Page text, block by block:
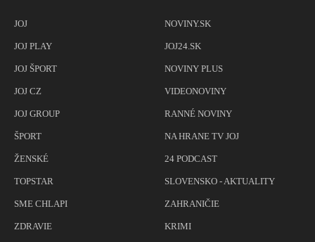
JOJ
JOJ PLAY
JOJ ŠPORT
JOJ CZ
JOJ GROUP
ŠPORT
ŽENSKÉ
TOPSTAR
SME CHLAPI
ZDRAVIE
NOVINY.SK
JOJ24.SK
NOVINY PLUS
VIDEONOVINY
RANNÉ NOVINY
NA HRANE TV JOJ
24 PODCAST
SLOVENSKO - AKTUALITY
ZAHRANIČIE
KRIMI